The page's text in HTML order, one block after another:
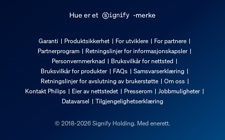
Hue er et -merke
Garanti Produktsikkerhet For utviklere
For partnere
Partnerprogram
Retningslinjer for informasjonskapsler
Personvernmerknad
Bruksvilkår for nettsted
Bruksvilkår for produkter
FAQs
Samsvarserklæring
Retningslinjer for avslutning av brukerstøtte
Om oss
Kontakt Philips
Eier av nettstedet Presserom
Jobbmuligheter
Datavarsel
Tilgjengelighetserklæring
© 2018-2026 Signify Holding. Med enerett.